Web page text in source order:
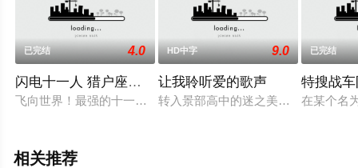
已完结 4.0
闪电十一人 猎户座的刻印
飞向世界！最强的十一人开始！最后“迈向世界的大门”开启了！
HD中字 9.0
让我聆听爱的歌声
转入景部高中的迷之美少女——诗音
已完结
特搜战
在某个名
相关推荐